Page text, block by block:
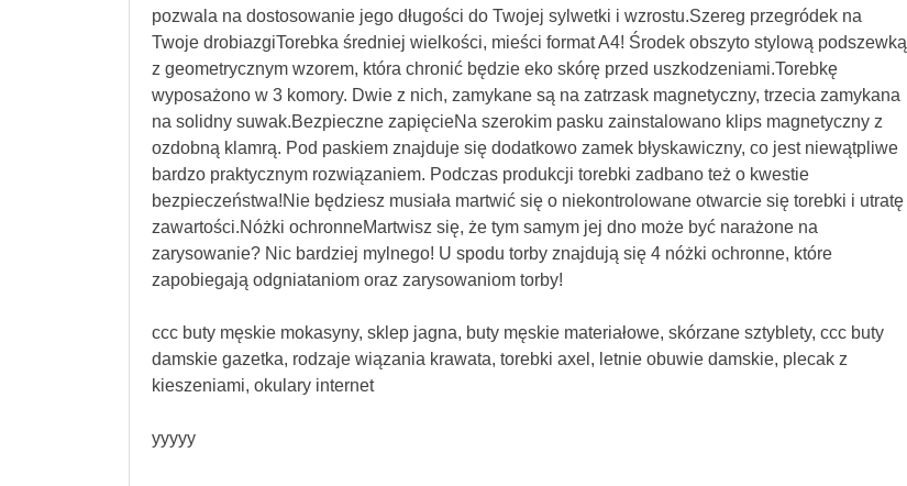
pozwala na dostosowanie jego długości do Twojej sylwetki i wzrostu.Szereg przegródek na
Twoje drobiazgiTorebka średniej wielkości, mieści format A4! Środek obszyto stylową podszewką
z geometrycznym wzorem, która chronić będzie eko skórę przed uszkodzeniami.Torebkę
wyposażono w 3 komory. Dwie z nich, zamykane są na zatrzask magnetyczny, trzecia zamykana
na solidny suwak.Bezpieczne zapięcieNa szerokim pasku zainstalowano klips magnetyczny z
ozdobną klamrą. Pod paskiem znajduje się dodatkowo zamek błyskawiczny, co jest niewątpliwe
bardzo praktycznym rozwiązaniem. Podczas produkcji torebki zadbano też o kwestie
bezpieczeństwa!Nie będziesz musiała martwić się o niekontrolowane otwarcie się torebki i utratę
zawartości.Nóżki ochronneMartwisz się, że tym samym jej dno może być narażone na
zarysowanie? Nic bardziej mylnego! U spodu torby znajdują się 4 nóżki ochronne, które
zapobiegają odgniataniom oraz zarysowaniom torby!
ccc buty męskie mokasyny, sklep jagna, buty męskie materiałowe, skórzane sztyblety, ccc buty
damskie gazetka, rodzaje wiązania krawata, torebki axel, letnie obuwie damskie, plecak z
kieszeniami, okulary internet
yyyyy